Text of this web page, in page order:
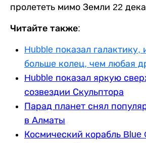
пролететь мимо Земли 22
Читайте также:
Hubble показал
больше колец, чем любая
Hubble показал яркую
созвездии Скульптора
Парад планет снял
в Алматы
Космический корабль Blue